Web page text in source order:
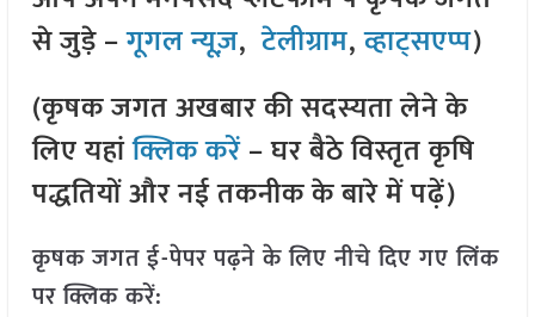
से जुड़े –गूगल न्यूज़,टेलीग्राम,व्हाट्सएप्प)
(कृषक जगत अखबार की सदस्यता लेने के
लिए यहांक्लिक करें– घर बैठे विस्तृत कृषि
पद्धतियों और नई तकनीक के बारे में पढ़ें)
कृषक जगत ई-पेपर पढ़ने के लिए नीचे दिए गए लिंक
पर क्लिक करें: